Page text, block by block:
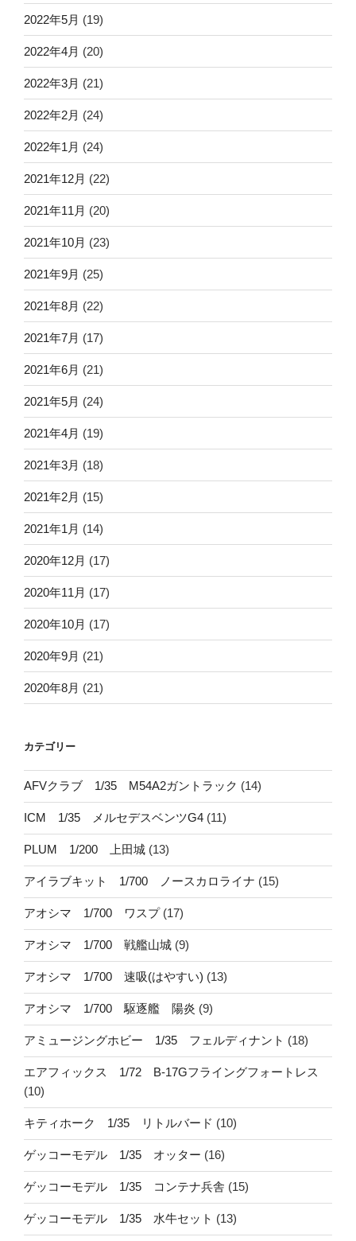
2022年5月 (19)
2022年4月 (20)
2022年3月 (21)
2022年2月 (24)
2022年1月 (24)
2021年12月 (22)
2021年11月 (20)
2021年10月 (23)
2021年9月 (25)
2021年8月 (22)
2021年7月 (17)
2021年6月 (21)
2021年5月 (24)
2021年4月 (19)
2021年3月 (18)
2021年2月 (15)
2021年1月 (14)
2020年12月 (17)
2020年11月 (17)
2020年10月 (17)
2020年9月 (21)
2020年8月 (21)
カテゴリー
AFVクラブ 1/35 M54A2ガントラック (14)
ICM 1/35 メルセデスベンツG4 (11)
PLUM 1/200 上田城 (13)
アイラブキット 1/700 ノースカロライナ (15)
アオシマ 1/700 ワスプ(17)
アオシマ 1/700 戦艦山城 (9)
アオシマ 1/700 速吸(はやすい) (13)
アオシマ 1/700 駆逐艦 陽炎 (9)
アミュージングホビー 1/35 フェルディナント (18)
エアフィックス 1/72 B-17Gフライングフォートレス
(10)
キティホーク 1/35 リトルバード (10)
ゲッコーモデル 1/35 オッター (16)
ゲッコーモデル 1/35 コンテナ兵舎 (15)
ゲッコーモデル 1/35 水牛セット (13)